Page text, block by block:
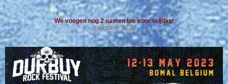
We voegen nog 2 namen toe voor vrijdag!
6 oktober 2022